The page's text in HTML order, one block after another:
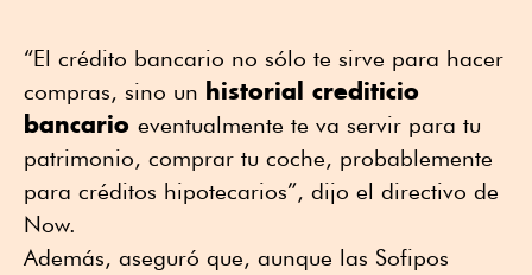
“El crédito bancario no sólo te sirve para hacer
compras, sino un historial crediticio
bancario eventualmente te va servir para tu
patrimonio, comprar tu coche, probablemente
para créditos hipotecarios”, dijo el directivo de
Now.
Además, aseguró que, aunque las Sofipos